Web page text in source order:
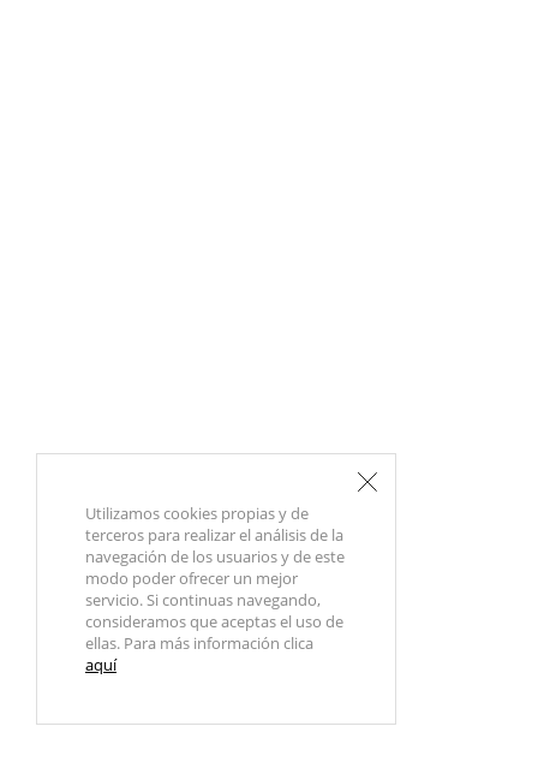
Utilizamos cookies propias y de
terceros para realizar el análisis de la
navegación de los usuarios y de este
modo poder ofrecer un mejor
servicio. Si continuas navegando,
consideramos que aceptas el uso de
ellas. Para más información clica
aquí